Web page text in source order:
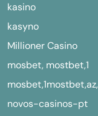
kasino
kasyno
Millioner Casino
mosbet, mostbet,1
mosbet,1mostbet,az,
novos-casinos-pt